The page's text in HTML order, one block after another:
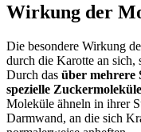
Wirkung der
Die besondere Wirkung
durch die Karotte an sich,
Durch das über mehrere
spezielle Zuckermoleküle
Moleküle ähneln in ihrer
Darmwand, an die sich